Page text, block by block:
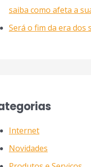
saiba como afeta a
Será o fim da era dos
Internet
Novidades